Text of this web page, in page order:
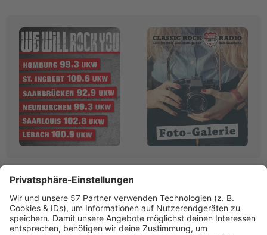
Linktipps:
Werbung